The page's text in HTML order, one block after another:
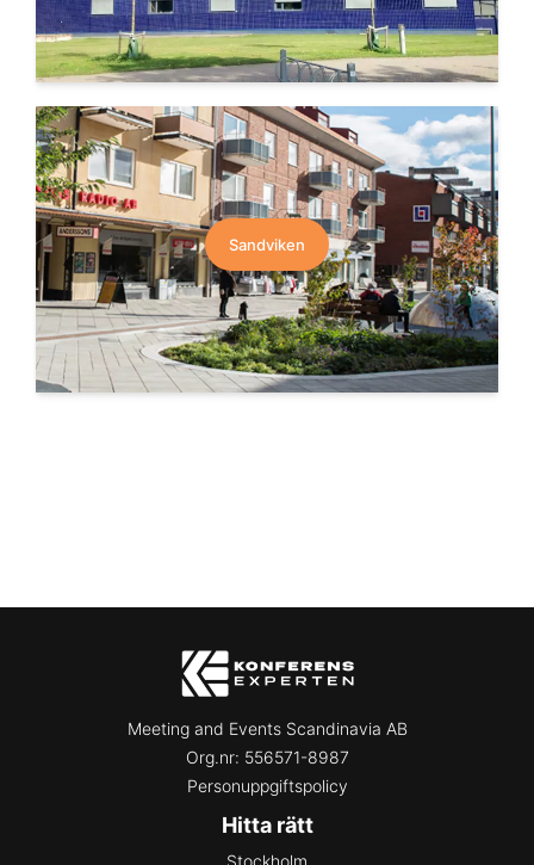
Sandviken
Meeting and Events Scandinavia AB
Org.nr: 556571-8987
Personuppgiftspolicy
Hitta rätt